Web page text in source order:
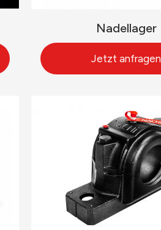
Nadellager
Jetzt anfragen